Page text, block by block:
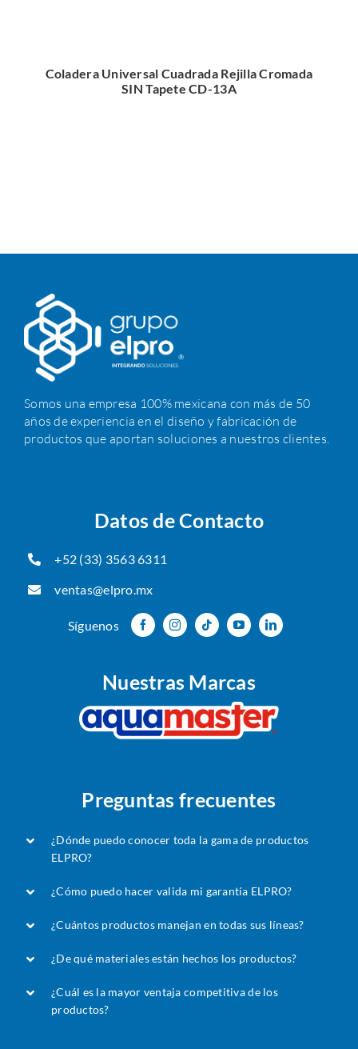
Coladera Universal Cuadrada Rejilla Cromada
SIN Tapete CD-13A
Somos una empresa 100% mexicana con más de 50
años de experiencia en el diseño y fabricación de
productos que aportan soluciones a nuestros clientes.
Datos de Contacto
+52 (33) 3563 6311
ventas@elpro.mx
Síguenos
Nuestras Marcas
Preguntas frecuentes
¿Dónde puedo conocer toda la gama de productos
ELPRO?
¿Cómo puedo hacer valida mi garantía ELPRO?
¿Cuántos productos manejan en todas sus líneas?
¿De qué materiales están hechos los productos?
¿Cuál es la mayor ventaja competitiva de los
productos?